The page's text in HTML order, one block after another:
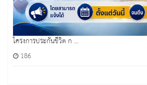
โครงการประกันชีวิต ก ...
186